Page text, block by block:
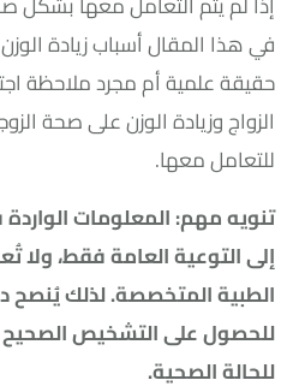
في هذا المقال أسباب زيادة
حقيقة علمية أم مجرد ملاحظة
الزواج وزيادة الوزن على صحة
للتعامل معها.
تنويه مهم: المعلومات
إلى التوعية العامة فقط، ولا
الطبية المتخصصة. لذلك يُنصح
للحصول على التشخيص الصحيح
للحالة الصحية.